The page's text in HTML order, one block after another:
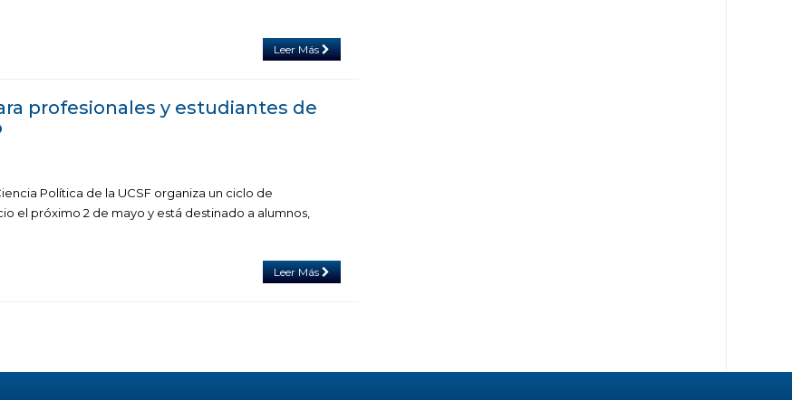
Leer Más
profesionales y estudiantes de
Política de la UCSF organiza un ciclo de
el próximo 2 de mayo y está destinado a alumnos,
Leer Más